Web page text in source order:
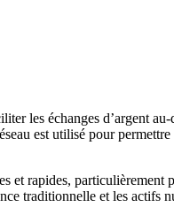
les échanges d’argent
est utilisé pour
et rapides,
traditionnelle et les actifs